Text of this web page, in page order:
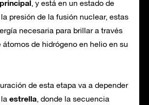
, y está en un estado de
presión de la fusión nuclear, estas
necesaria para brillar a través
átomos de hidrógeno en helio en su
de esta etapa va a depender
estrella, donde la secuencia